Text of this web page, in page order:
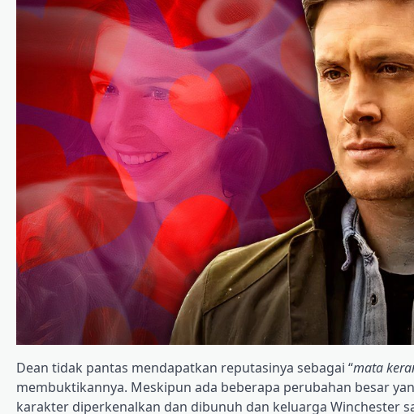
Dean tidak pantas mendapatkan reputasinya sebagai “mata
membuktikannya. Meskipun ada beberapa perubahan besar
karakter diperkenalkan dan dibunuh dan keluarga Winchester